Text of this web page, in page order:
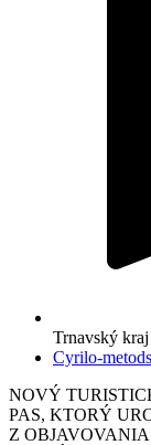
Trnavský kraj
Cyrilo-
NOVÝ
PAS, KTORÝ
Z